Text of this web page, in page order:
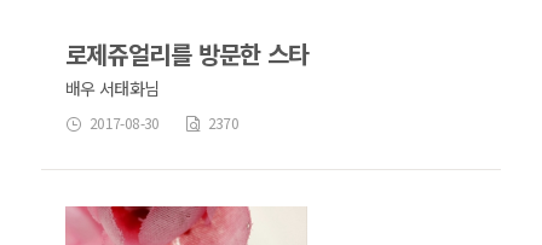
로제쥬얼리를 방문한 스타
배우 서태화님
2017-08-30 2370